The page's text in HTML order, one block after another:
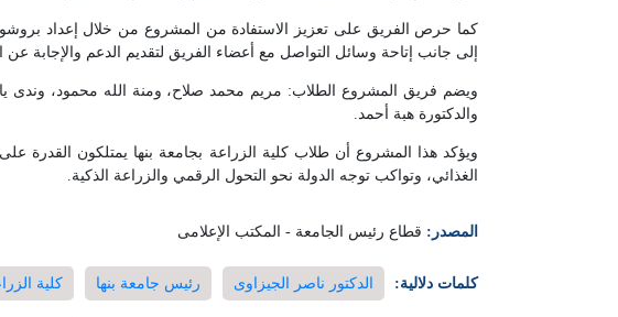
كما حرص الفريق على تعزيز الاستفادة من المشروع من خلال إعداد
إلى جانب إتاحة وسائل التواصل مع أعضاء الفريق لتقديم الدعم والإجابة عن
ويضم فريق المشروع الطلاب: مريم محمد صلاح، ومنة الله محمود،
والدكتورة هبة أحمد.
ويؤكد هذا المشروع أن طلاب كلية الزراعة بجامعة بنها يمتلكون القدرة
الغذائي، وتواكب توجه الدولة نحو التحول الرقمي والزراعة الذكية.
المصدر: قطاع رئيس الجامعة - المكتب الإعلامى
كلمات دلالية: الدكتور ناصر الجيزاوى رئيس جامعة بنها كلية